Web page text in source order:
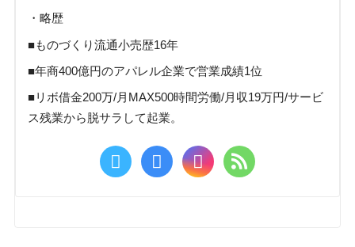
・略歴
■ものづくり流通小売歴16年
■年商400億円のアパレル企業で営業成績1位
■リボ借金200万/月MAX500時間労働/月収19万円/サービ
ス残業から脱サラして起業。